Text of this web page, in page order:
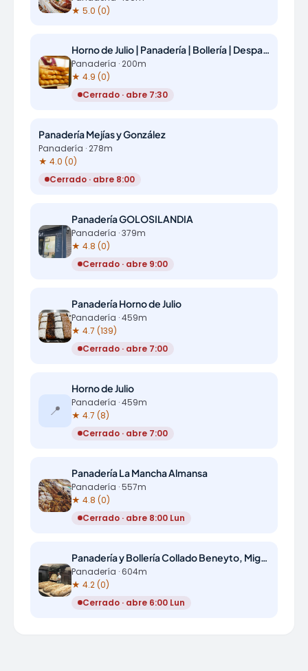
★ 5.0 (0)
Horno de Julio | Panadería | Bollería | Despacho Corredera
Panadería · 200m
★ 4.9 (0)
Cerrado · abre 7:30
Panadería Mejías y González
Panadería · 278m
★ 4.0 (0)
Cerrado · abre 8:00
Panadería GOLOSILANDIA
Panadería · 379m
★ 4.8 (0)
Cerrado · abre 9:00
Panadería Horno de Julio
Panadería · 459m
★ 4.7 (139)
Cerrado · abre 7:00
📍
Horno de Julio
Panadería · 459m
★ 4.7 (8)
Cerrado · abre 7:00
Panadería La Mancha Almansa
Panadería · 557m
★ 4.8 (0)
Cerrado · abre 8:00 Lun
Panadería y Bollería Collado Beneyto, Miguel
Panadería · 604m
★ 4.2 (0)
Cerrado · abre 6:00 Lun